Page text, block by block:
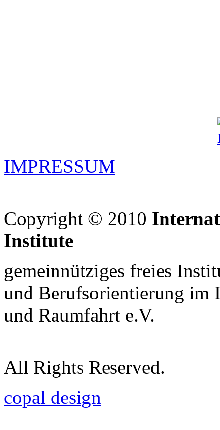
IMPRESSUM
Copyright © 2010
Institute
gemeinnütziges freies
und Berufsorientierung im
und Raumfahrt e.V.
All Rights Reserved.
copal design